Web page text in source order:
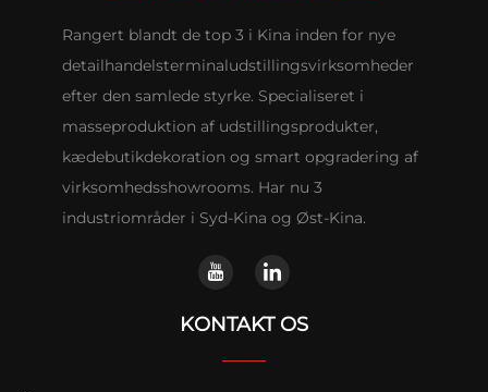
Rangert blandt de top 3 i Kina inden for nye
detailhandelsterminaludstillingsvirksomheder
efter den samlede styrke. Specialiseret i
masseproduktion af udstillingsprodukter,
kædebutikdekoration og smart opgradering af
virksomhedsshowrooms. Har nu 3
industriområder i Syd-Kina og Øst-Kina.
KONTAKT OS